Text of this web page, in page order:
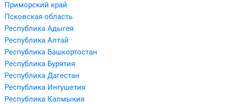
Приморский край
Псковская область
Республика Адыгея
Республика Алтай
Республика Башкортостан
Республика Бурятия
Республика Дагестан
Республика Ингушетия
Республика Калмыкия